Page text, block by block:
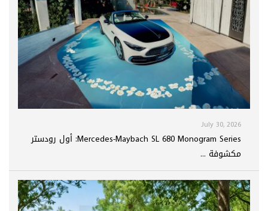
July 30, 2026
Mercedes-Maybach SL 680 Monogram Series: أول رودستر
مكشوفة ...